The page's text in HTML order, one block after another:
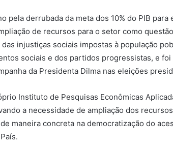
pela derrubada da meta dos 10% do PIB
de recursos para o setor como
injustiças sociais impostas à população
sociais e dos partidos progressistas, e
da Presidenta Dilma nas eleições
Instituto de Pesquisas Econômicas
a necessidade de ampliação dos
maneira concreta na democratização do